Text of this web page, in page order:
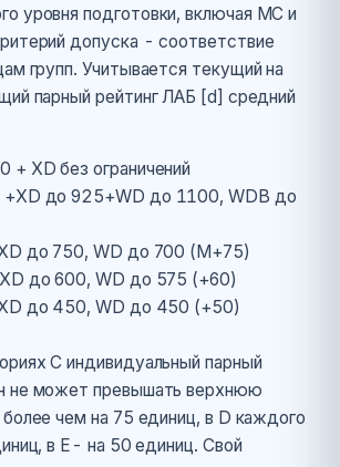
уровня подготовки, включая МС и
допуска - соответствие
групп. Учитывается текущий на
парный рейтинг ЛАБ [d] средний
+ XD без ограничений
+XD до 925+WD до 1100, WDВ до
до 750, WD до 700 (M+75)
до 600, WD до 575 (+60)
до 450, WD до 450 (+50)
C индивидуальный парный
не может превышать верхнюю
более чем на 75 единиц, в D каждого
в Е- на 50 единиц. Свой